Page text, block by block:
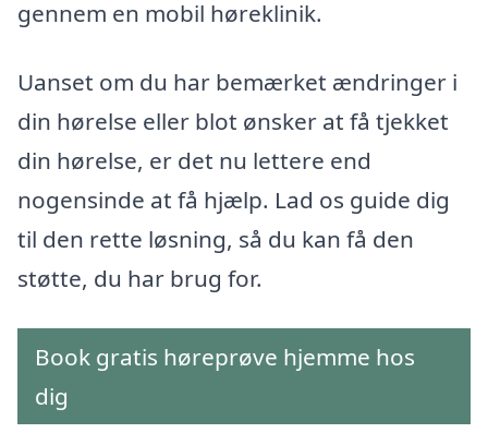
gennem en mobil høreklinik.
Uanset om du har bemærket ændringer i
din hørelse eller blot ønsker at få tjekket
din hørelse, er det nu lettere end
nogensinde at få hjælp. Lad os guide dig
til den rette løsning, så du kan få den
støtte, du har brug for.
Book gratis høreprøve hjemme hos
dig